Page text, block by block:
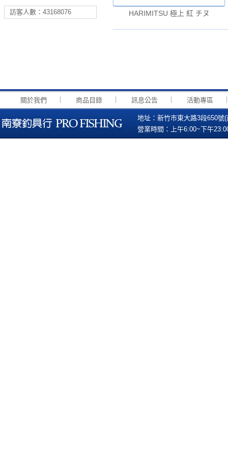
訪客人數：43168076 HARIMITSU 極上 紅 チヌ
關於我們 商品目錄 訊息公告 活動專區
地址：新竹市東大路3段650
營業時間：上午6:00~下午